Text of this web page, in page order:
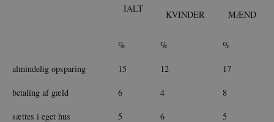
IALT
KVINDER MÆND
% % %
almindelig opsparing 15 12 17
betaling af gæld 6 4 8
sættes i eget hus 5 6 5